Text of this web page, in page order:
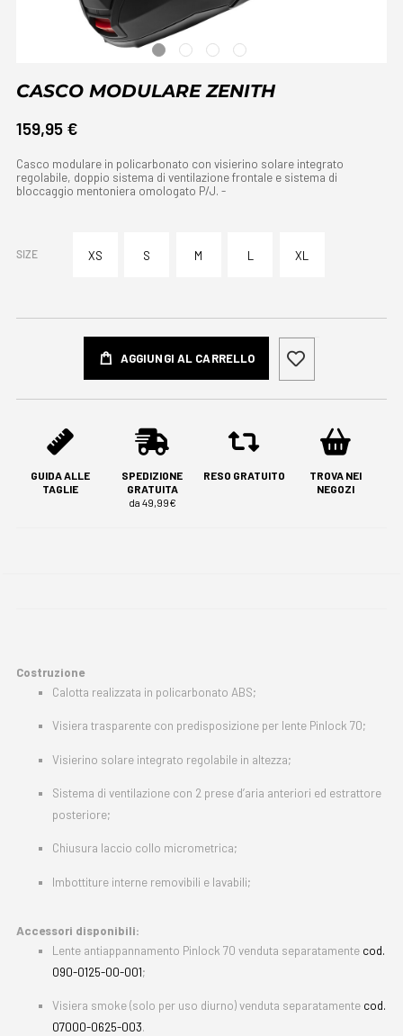
CASCO MODULARE ZENITH
159,95 €
Casco modulare in policarbonato con visierino solare integrato
regolabile, doppio sistema di ventilazione frontale e sistema di
bloccaggio mentoniera omologato P/J. -
SIZE XS S M L XL
AGGIUNGI AL CARRELLO
GUIDA ALLE
TAGLIE
SPEDIZIONE
GRATUITA
da 49,99€
RESO GRATUITO
TROVA NEI
NEGOZI
Costruzione
Calotta realizzata in policarbonato ABS;
Visiera trasparente con predisposizione per lente Pinlock 70;
Visierino solare integrato regolabile in altezza;
Sistema di ventilazione con 2 prese d’aria anteriori ed estrattore
posteriore;
Chiusura laccio collo micrometrica;
Imbottiture interne removibili e lavabili;
Accessori disponibili:
Lente antiappannamento Pinlock 70 venduta separatamente cod.
090-0125-00-001;
Visiera smoke (solo per uso diurno) venduta separatamente cod.
07000-0625-003.